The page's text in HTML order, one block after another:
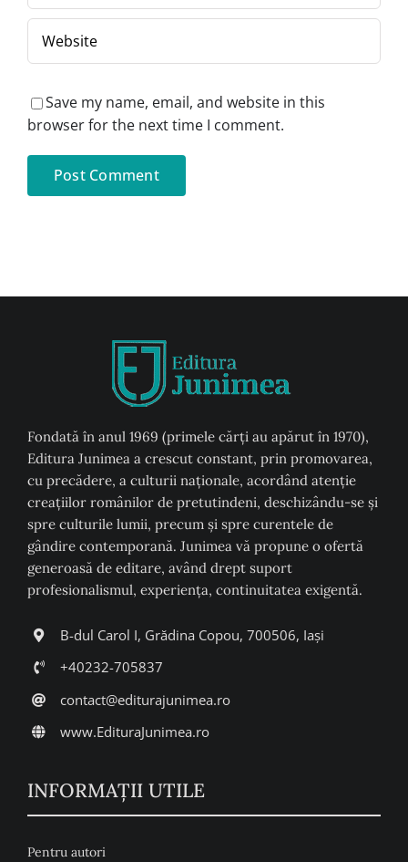
Save my name, email, and website in this
browser for the next time I comment.
Fondată în anul 1969 (primele cărți au apărut în 1970),
Editura Junimea a crescut constant, prin promovarea,
cu precădere, a culturii naţionale, acordând atenţie
creaţiilor românilor de pretutindeni, deschizându-se şi
spre culturile lumii, precum şi spre curentele de
gândire contemporană. Junimea vă propune o ofertă
generoasă de editare, având drept suport
profesionalismul, experiența, continuitatea exigentă.
B-dul Carol I, Grădina Copou, 700506, Iași
+40232-705837
contact@editurajunimea.ro
www.EdituraJunimea.ro
INFORMAŢII UTILE
Pentru autori